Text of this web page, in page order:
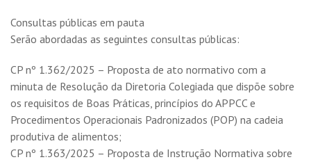
Consultas públicas em pauta
Serão abordadas as seguintes consultas públicas:
CP nº 1.362/2025 – Proposta de ato normativo com a
minuta de Resolução da Diretoria Colegiada que dispõe sobre
os requisitos de Boas Práticas, princípios do APPCC e
Procedimentos Operacionais Padronizados (POP) na cadeia
produtiva de alimentos;
CP nº 1.363/2025 – Proposta de Instrução Normativa sobre